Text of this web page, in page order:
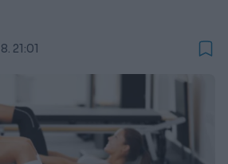
21:01